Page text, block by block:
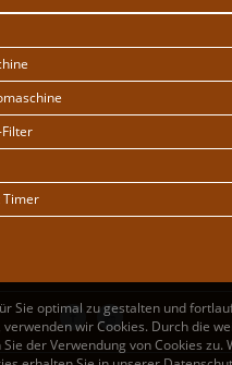
Timer
Sie optimal zu gestalten und
wir Cookies. Durch die
der Verwendung von Cookies zu.